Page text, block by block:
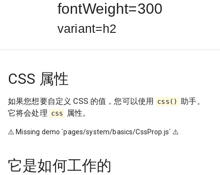
fontWeight=300
variant=h2
CSS 属性
如果您想要自定义 CSS 的值，您可以使用 css() 助手。
它将会处理 css 属性。
⚠️ Missing demo `pages/system/basics/CssProp.js` ⚠️
它是如何工作的